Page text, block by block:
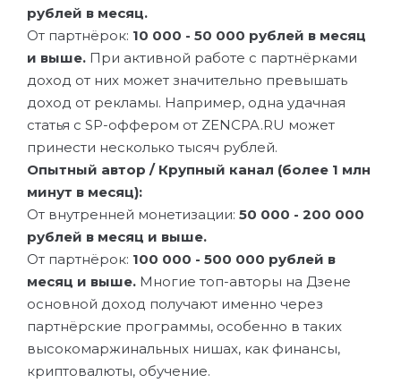
рублей в месяц.
От партнёрок: 10 000 - 50 000 рублей в месяц
и выше. При активной работе с партнёрками
доход от них может значительно превышать
доход от рекламы. Например, одна удачная
статья с SP-оффером от ZENCPA.RU может
принести несколько тысяч рублей.
Опытный автор / Крупный канал (более 1 млн
минут в месяц):
От внутренней монетизации: 50 000 - 200 000
рублей в месяц и выше.
От партнёрок: 100 000 - 500 000 рублей в
месяц и выше. Многие топ-авторы на Дзене
основной доход получают именно через
партнёрские программы, особенно в таких
высокомаржинальных нишах, как финансы,
криптовалюты, обучение.